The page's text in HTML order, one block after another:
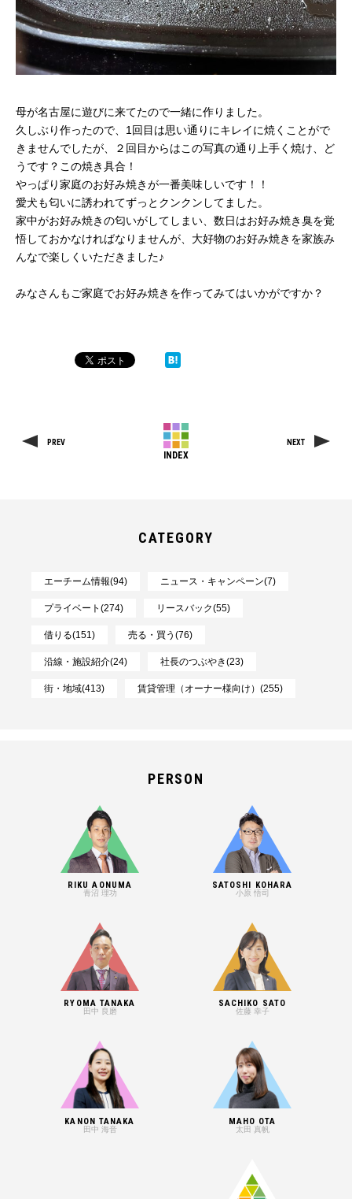
母が名古屋に遊びに来てたので一緒に作りました。
久しぶり作ったので、1回目は思い通りにキレイに焼くことがで
きませんでしたが、２回目からはこの写真の通り上手く焼け、ど
うです？この焼き具合！
やっぱり家庭のお好み焼きが一番美味しいです！！
愛犬も匂いに誘われてずっとクンクンしてました。
家中がお好み焼きの匂いがしてしまい、数日はお好み焼き臭を覚
悟しておかなければなりませんが、大好物のお好み焼きを家族み
んなで楽しくいただきました♪
みなさんもご家庭でお好み焼きを作ってみてはいかがですか？
PREV
INDEX
NEXT
CATEGORY
エーチーム情報(94) ニュース・キャンペーン(7)
プライベート(274) リースバック(55)
借りる(151) 売る・買う(76)
沿線・施設紹介(24) 社長のつぶやき(23)
街・地域(413) 賃貸管理（オーナー様向け）(255)
PERSON
RIKU AONUMA
青沼 理功
SATOSHI KOHARA
小原 悟司
RYOMA TANAKA
田中 良磨
SACHIKO SATO
佐藤 幸子
KANON TANAKA
田中 海音
MAHO OTA
太田 真帆